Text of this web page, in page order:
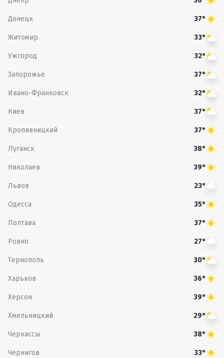
Донецк 37°
Житомир 33°
Ужгород 32°
Запорожье 37°
Ивано-Франковск 32°
Киев 37°
Кропивницкий 37°
Луганск 38°
Николаев 39°
Львов 23°
Одесса 35°
Полтава 37°
Ровно 27°
Тернополь 30°
Харьков 36°
Херсон 39°
Хмельницкий 29°
Черкассы 38°
Чернигов 33°